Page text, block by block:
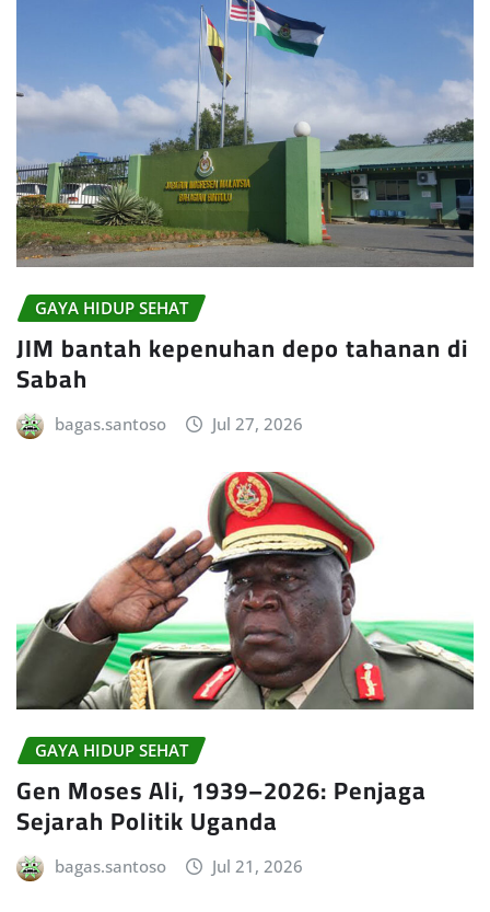
GAYA HIDUP SEHAT
JIM bantah kepenuhan depo tahanan di
Sabah
bagas.santoso Jul 27, 2026
GAYA HIDUP SEHAT
Gen Moses Ali, 1939–2026: Penjaga
Sejarah Politik Uganda
bagas.santoso Jul 21, 2026